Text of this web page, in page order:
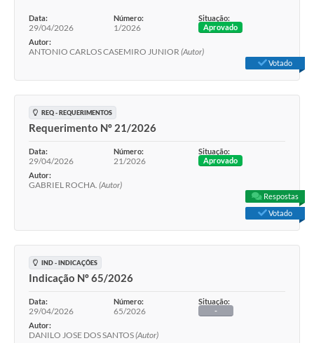
Data:
29/04/2026
Número:
1/2026
Situação:
Aprovado
Autor:
ANTONIO CARLOS CASEMIRO JUNIOR (Autor)
Votado
REQ - REQUERIMENTOS
Requerimento Nº 21/2026
Data:
29/04/2026
Número:
21/2026
Situação:
Aprovado
Autor:
GABRIEL ROCHA. (Autor)
Respostas
Votado
IND - INDICAÇÕES
Indicação Nº 65/2026
Data:
29/04/2026
Número:
65/2026
Situação:
-
Autor:
DANILO JOSE DOS SANTOS(Autor)